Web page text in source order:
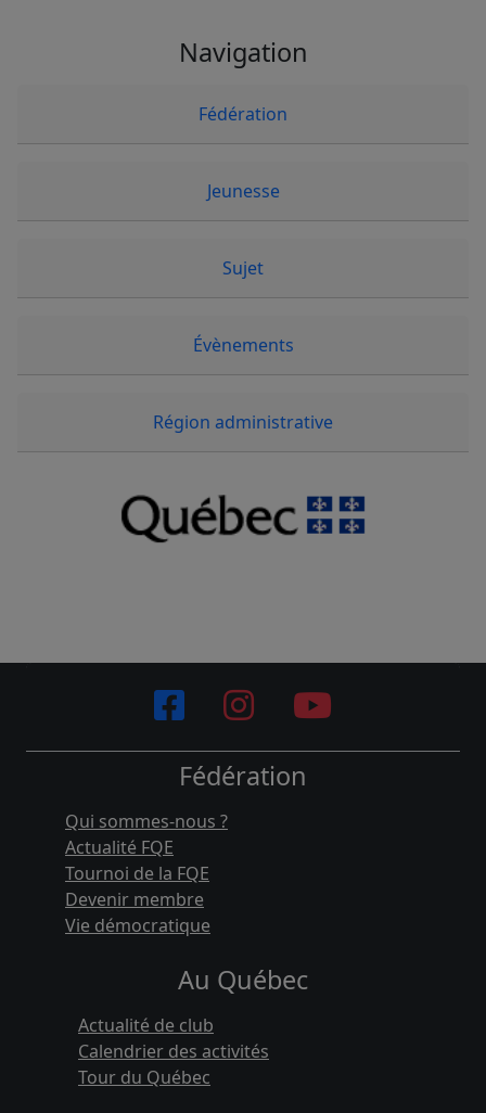
Navigation
Fédération
Jeunesse
Sujet
Évènements
Région administrative
Fédération
Qui sommes-nous ?
Actualité FQE
Tournoi de la FQE
Devenir membre
Vie démocratique
Au Québec
Actualité de club
Calendrier des activités
Tour du Québec